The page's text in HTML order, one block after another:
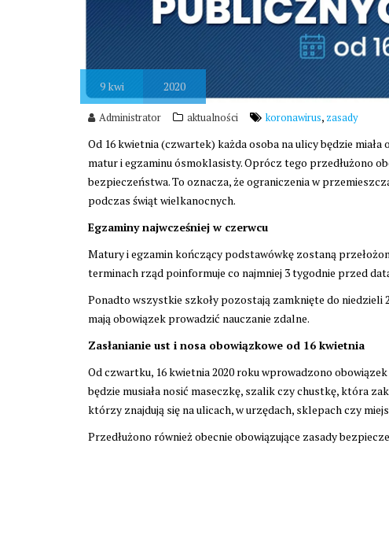
9kwi 2020
Administrator aktualności koronawirus, zasady
Od 16 kwietnia (czwartek) każda osoba na ulicy będzie
matur i egzaminu ósmoklasisty. Oprócz tego przedłużono
bezpieczeństwa. To oznacza, że ograniczenia w
podczas świąt wielkanocnych.
Egzaminy najwcześniej w czerwcu
Matury i egzamin kończący podstawówkę zostaną
terminach rząd poinformuje co najmniej 3 tygodnie przed
Ponadto wszystkie szkoły pozostają zamknięte do niedzieli
mają obowiązek prowadzić nauczanie zdalne.
Zasłanianie ust i nosa obowiązkowe od 16 kwietnia
Od czwartku, 16 kwietnia 2020 roku wprowadzono
będzie musiała nosić maseczkę, szalik czy chustkę, która
którzy znajdują się na ulicach, w urzędach, sklepach czy
Przedłużono również obecnie obowiązujące zasady